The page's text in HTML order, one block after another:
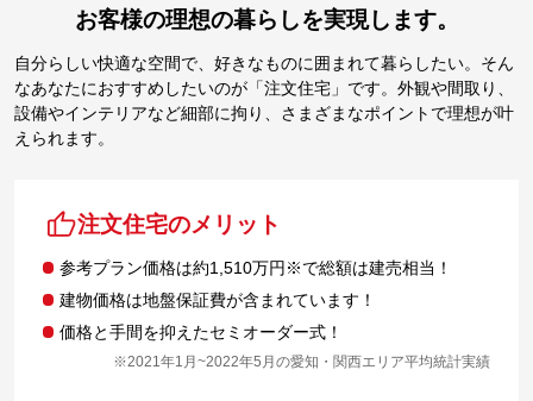
お客様の理想の暮らしを実現します。
自分らしい快適な空間で、好きなものに囲まれて暮らしたい。そん
なあなたにおすすめしたいのが「注文住宅」です。外観や間取り、
設備やインテリアなど細部に拘り、さまざまなポイントで理想が叶
えられます。
注文住宅のメリット
参考プラン価格は約1,510万円※で総額は建売相当！
建物価格は地盤保証費が含まれています！
価格と手間を抑えたセミオーダー式！
※2021年1月~2022年5月の愛知・関西エリア平均統計実績